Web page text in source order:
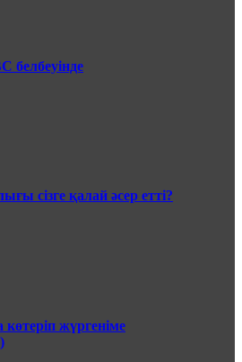
белбеуінде
сізге қалай әсер етті?
көтеріп жүргеніме